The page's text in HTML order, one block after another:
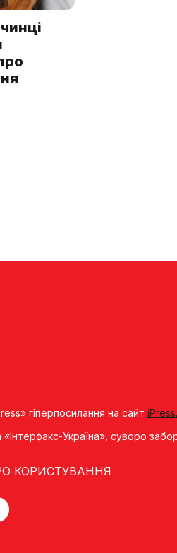
гіперпосилання на сайт
Україна», суворо
КОРИСТУВАННЯ